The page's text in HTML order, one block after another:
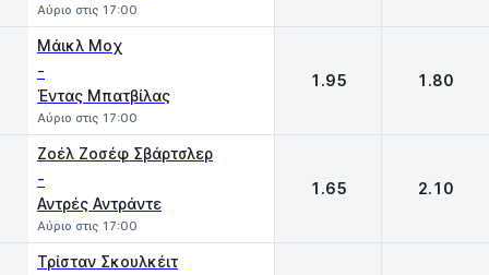
Αύριο στις 17:00
Mάικλ Μοχ
-
Έντας Μπατβίλας
Αύριο στις 17:00
1.95 1.80
Ζοέλ Ζοσέφ Σβάρτσλερ
-
Αντρές Αντράντε
Αύριο στις 17:00
1.65 2.10
Τρίσταν Σκουλκέιτ